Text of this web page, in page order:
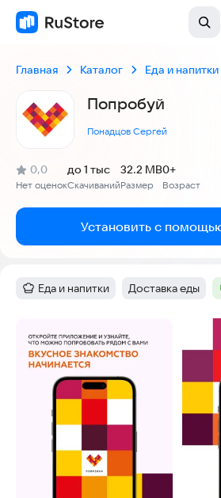
Главная Каталог Еда и напитки
Попробуй
Понадцов Сергей
Рейтинг:
0,0
(
Нет оценок
)
Скачиваний
до 1 тыс
Размер
32.2 MB
Возраст
0+
Установить с
Категория:
Еда и напитки Тег:
Доставка еды
Скриншоты